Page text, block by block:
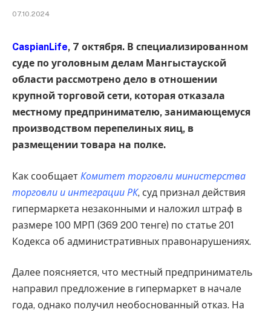
07.10.2024
CaspianLife, 7 октября. В специализированном
суде по уголовным делам Мангыстауской
области рассмотрено дело в отношении
крупной торговой сети, которая отказала
местному предпринимателю, занимающемуся
производством перепелиных яиц, в
размещении товара на полке.
Как сообщает Комитет торговли министерства
торговли и интеграции РК, суд признал действия
гипермаркета незаконными и наложил штраф в
размере 100 МРП (369 200 тенге) по статье 201
Кодекса об административных правонарушениях.
Далее поясняется, что местный предприниматель
направил предложение в гипермаркет в начале
года, однако получил необоснованный отказ. На